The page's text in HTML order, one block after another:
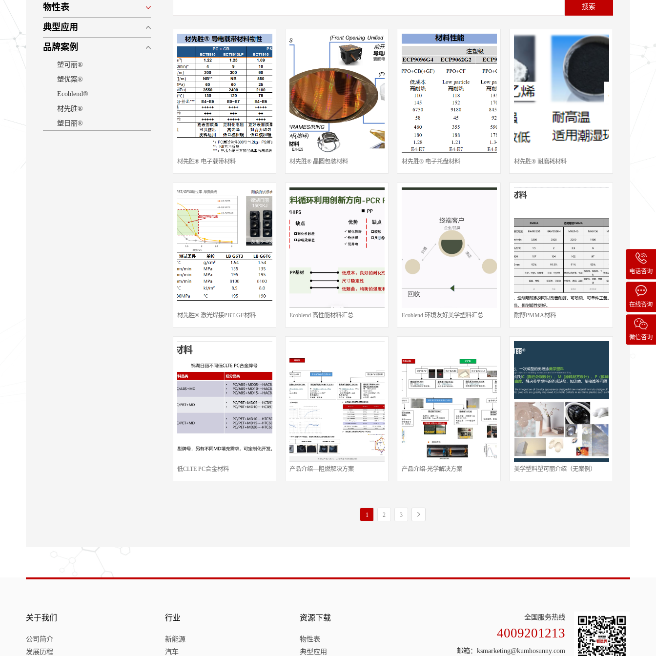
物性表
典型应用
品牌案例
塑可丽®
塑优案®
Ecoblend®
材先胜®
塑日丽®
搜索
材先胜® 电子载带材料 材先胜® 晶圆包装材料 材先胜® 电子托盘材料 材先胜® 耐磨耗材料
材先胜® 激光焊接PBT-GF材料 Ecoblend 高性能材料汇总 Ecoblend 环境友好美学塑料汇总 耐醇PMMA材料
低CLTE PC合金材料 产品介绍—阻燃解决方案 产品介绍-光学解决方案 美学塑料塑可丽介绍（无案例）
1 2 3
关于我们
公司简介
发展历程
行业
新能源
汽车
资源下载
物性表
典型应用
全国服务热线
4009201213
邮箱：ksmarketing@kumhosunny.com
电话咨询
在线咨询
微信咨询